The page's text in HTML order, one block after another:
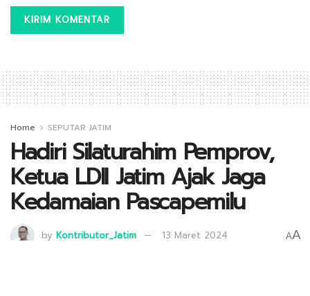
Home SEPUTAR JATIM
Hadiri Silaturahim Pemprov,
Ketua LDII Jatim Ajak Jaga
Kedamaian Pascapemilu
by Kontributor_Jatim 13 Maret 2024 AA